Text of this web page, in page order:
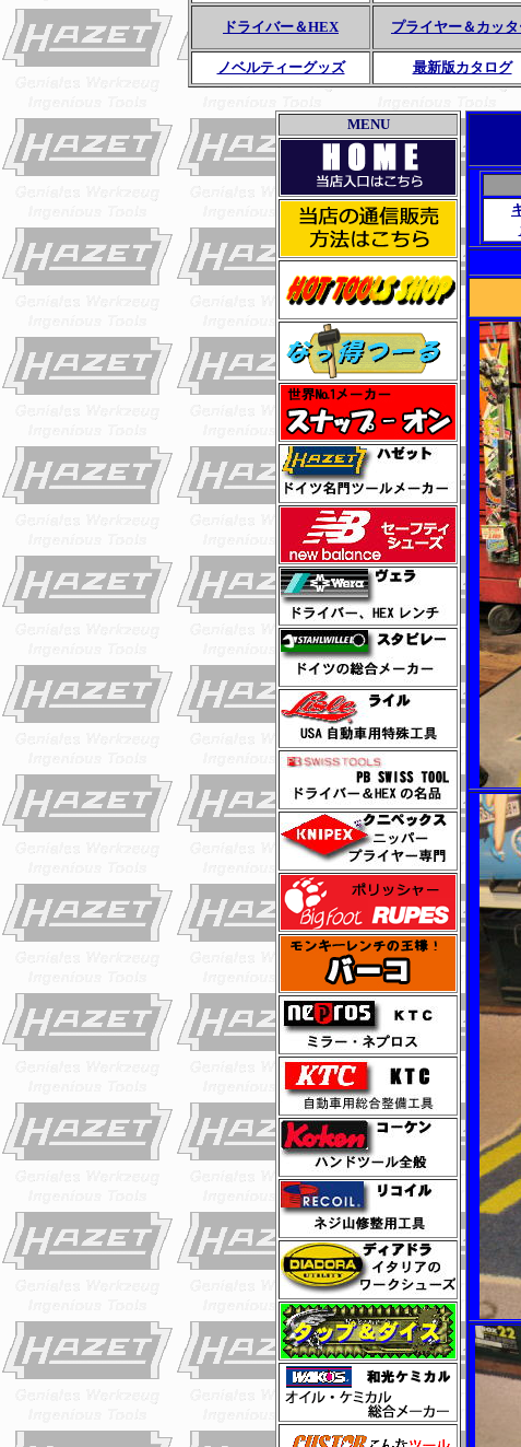
ドライバー＆HEX プライヤー＆カッ
ノベルティーグッズ 最新版カタログ
MENU